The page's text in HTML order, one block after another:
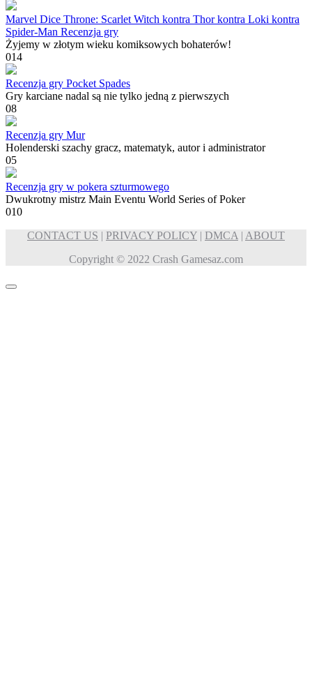
Marvel Dice Throne: Scarlet Witch kontra Thor kontra Loki kontra
Spider-Man Recenzja gry
Żyjemy w złotym wieku komiksowych bohaterów!
014
Recenzja gry Pocket Spades
Gry karciane nadal są nie tylko jedną z pierwszych
08
Recenzja gry Mur
Holenderski szachy gracz, matematyk, autor i administrator
05
Recenzja gry w pokera szturmowego
Dwukrotny mistrz Main Eventu World Series of Poker
010
CONTACT US | PRIVACY POLICY | DMCA | ABOUT
Copyright © 2022 Crash Gamesaz.com